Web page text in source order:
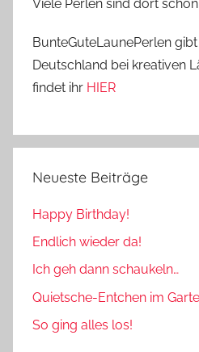
Viele Perlen sind dort
BunteGuteLaunePerlen
Deutschland bei kreativen
findet ihr HIER
Neueste Beiträge
Happy Birthday!
Endlich wieder da!
Ich geh dann schaukeln…
Quietsche-Entchen im
So ging alles los!